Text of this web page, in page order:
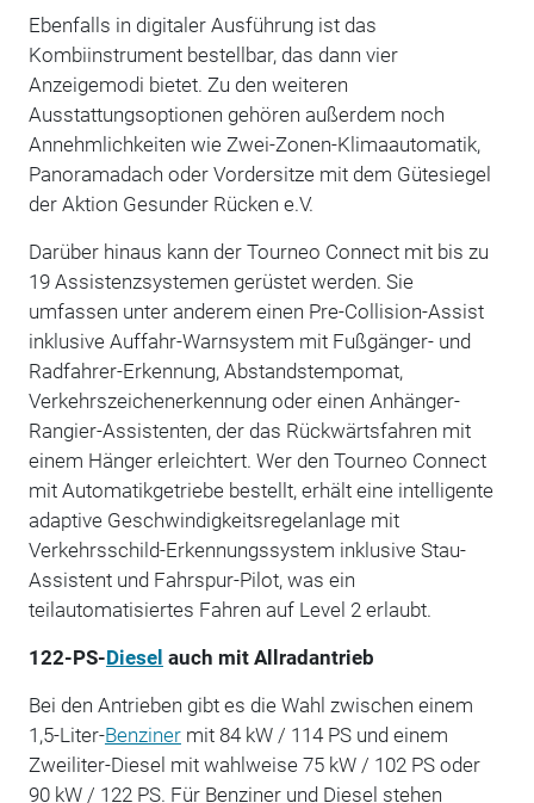
Ebenfalls in digitaler Ausführung ist das
Kombiinstrument bestellbar, das dann vier
Anzeigemodi bietet. Zu den weiteren
Ausstattungsoptionen gehören außerdem noch
Annehmlichkeiten wie Zwei-Zonen-Klimaautomatik,
Panoramadach oder Vordersitze mit dem Gütesiegel
der Aktion Gesunder Rücken e.V.
Darüber hinaus kann der Tourneo Connect mit bis zu
19 Assistenzsystemen gerüstet werden. Sie
umfassen unter anderem einen Pre-Collision-Assist
inklusive Auffahr-Warnsystem mit Fußgänger- und
Radfahrer-Erkennung, Abstandstempomat,
Verkehrszeichenerkennung oder einen Anhänger-
Rangier-Assistenten, der das Rückwärtsfahren mit
einem Hänger erleichtert. Wer den Tourneo Connect
mit Automatikgetriebe bestellt, erhält eine intelligente
adaptive Geschwindigkeitsregelanlage mit
Verkehrsschild-Erkennungssystem inklusive Stau-
Assistent und Fahrspur-Pilot, was ein
teilautomatisiertes Fahren auf Level 2 erlaubt.
122-PS-Diesel auch mit Allradantrieb
Bei den Antrieben gibt es die Wahl zwischen einem
1,5-Liter-Benzinermit 84 kW / 114 PS und einem
Zweiliter-Diesel mit wahlweise 75 kW / 102 PS oder
90 kW / 122 PS. Für Benziner und Diesel stehen